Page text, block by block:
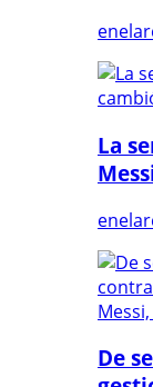
La
De